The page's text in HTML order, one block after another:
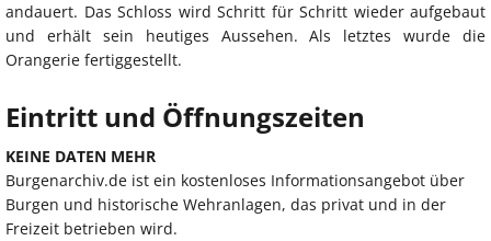
andauert. Das Schloss wird Schritt für Schritt wieder aufgebaut
und erhält sein heutiges Aussehen. Als letztes wurde die
Orangerie fertiggestellt.
Eintritt und Öffnungszeiten
KEINE DATEN MEHR
Burgenarchiv.de ist ein kostenloses Informationsangebot über
Burgen und historische Wehranlagen, das privat und in der
Freizeit betrieben wird.